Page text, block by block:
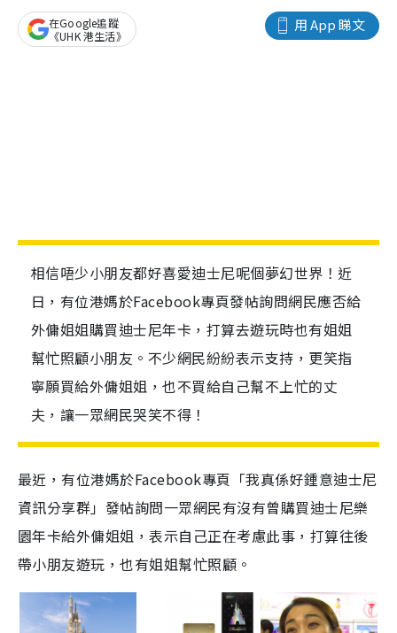
用 App 睇文
在Google追蹤
《UHK 港生活》
相信唔少小朋友都好喜愛迪士尼呢個夢幻世界！近
日，有位港媽於Facebook專頁發帖詢問網民應否給
外傭姐姐購買迪士尼年卡，打算去遊玩時也有姐姐
幫忙照顧小朋友。不少網民紛紛表示支持，更笑指
寧願買給外傭姐姐，也不買給自己幫不上忙的丈
夫，讓一眾網民哭笑不得！
最近 ， 有位港媽於Facebook專頁 「我真係好鍾意迪士尼
資訊分享群」發帖詢問一眾網民有沒有曾購買迪士尼樂
園年卡給外傭姐姐，表示自己正在考慮此事 ， 打算往後
帶小朋友遊玩 ，也有姐姐幫忙照顧。